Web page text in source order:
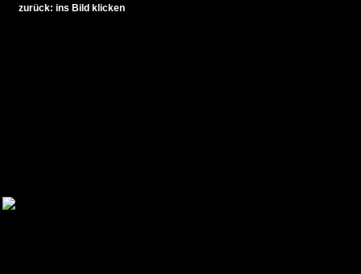
zurück: ins Bild klicken